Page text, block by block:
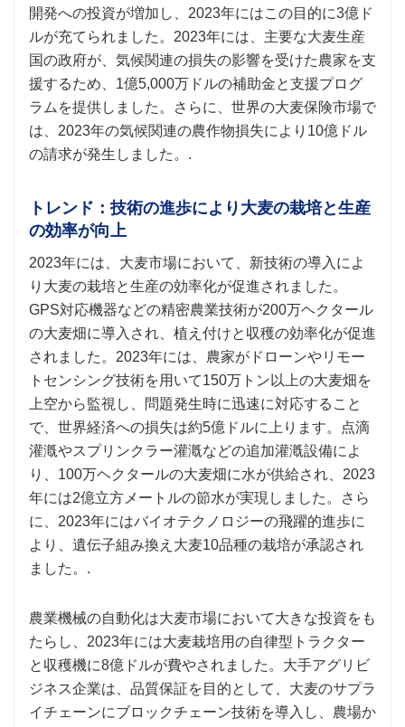
開発への投資が増加し、2023年にはこの目的に3億ド
ルが充てられました。2023年には、主要な大麦生産
国の政府が、気候関連の損失の影響を受けた農家を支
援するため、1億5,000万ドルの補助金と支援プログ
ラムを提供しました。さらに、世界の大麦保険市場で
は、2023年の気候関連の農作物損失により10億ドル
の請求が発生しました。.
トレンド：技術の進歩により大麦の栽培と生産
の効率が向上
2023年には、大麦市場において、新技術の導入によ
り大麦の栽培と生産の効率化が促進されました。
GPS対応機器などの精密農業技術が200万ヘクタール
の大麦畑に導入され、植え付けと収穫の効率化が促進
されました。2023年には、農家がドローンやリモー
トセンシング技術を用いて150万トン以上の大麦畑を
上空から監視し、問題発生時に迅速に対応すること
で、世界経済への損失は約5億ドルに上ります。点滴
灌漑やスプリンクラー灌漑などの追加灌漑設備によ
り、100万ヘクタールの大麦畑に水が供給され、2023
年には2億立方メートルの節水が実現しました。さら
に、2023年にはバイオテクノロジーの飛躍的進歩に
より、遺伝子組み換え大麦10品種の栽培が承認され
ました。.
農業機械の自動化は大麦市場において大きな投資をも
たらし、2023年には大麦栽培用の自律型トラクター
と収穫機に8億ドルが費やされました。大手アグリビ
ジネス企業は、品質保証を目的として、大麦のサプラ
イチェーンにブロックチェーン技術を導入し、農場か